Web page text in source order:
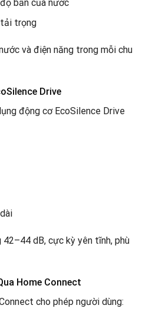
bẩn của nước
tải trọng
và điện năng trong mỗi chu
Drive
động cơ EcoSilence Drive
dB, cực kỳ yên tĩnh, phù
Home Connect
cho phép người dùng: